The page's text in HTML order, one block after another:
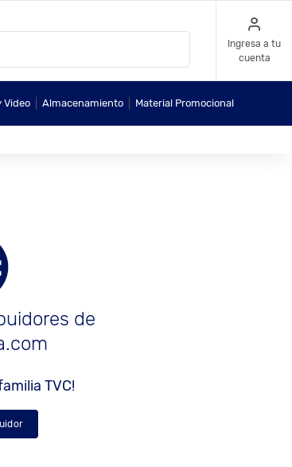
Ingresa a tu
cuenta
Video Almacenamiento Material Promocional
de
TVC!